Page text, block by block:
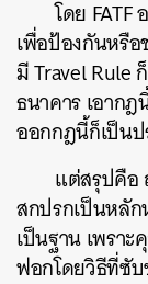
โดย
เพื่อป้องกันหรื
มี Travel Rule
ธนาคาร เอาก
ออกกฎนี้ก็เป็น
แต่สรุปคือ
สกปรกเป็นหลั
เป็นฐาน เพรา
ฟอกโดยวิธีที่ซับ